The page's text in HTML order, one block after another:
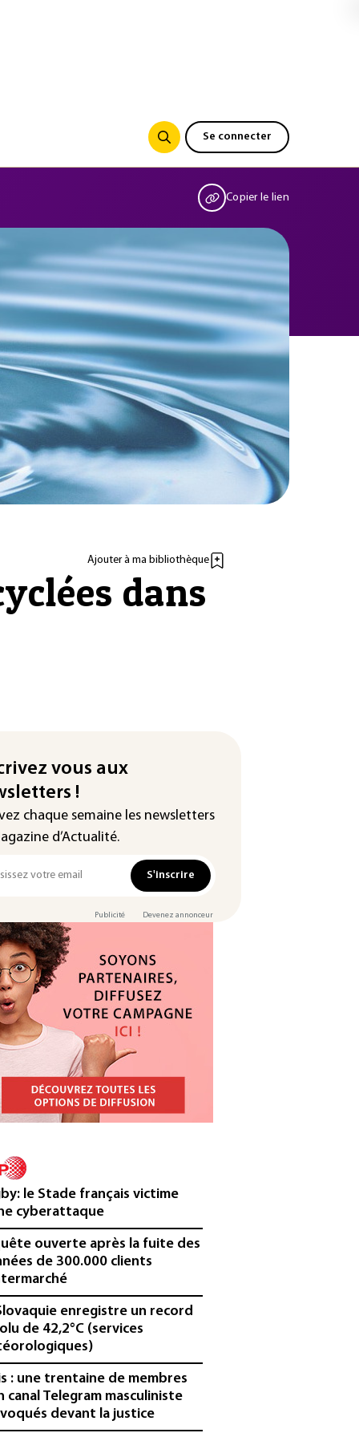
Se connecter
Copier le lien
Ajouter à ma bibliothèque
dans
vous aux
!
chaque semaine les newsletters
d’Actualité.
S'inscrire
Publicité Devenez annonceur
le Stade français victime
cyberattaque
ouverte après la fuite des
de 300.000 clients
enregistre un record
de 42,2°C (services
: une trentaine de membres
canal Telegram masculiniste
devant la justice